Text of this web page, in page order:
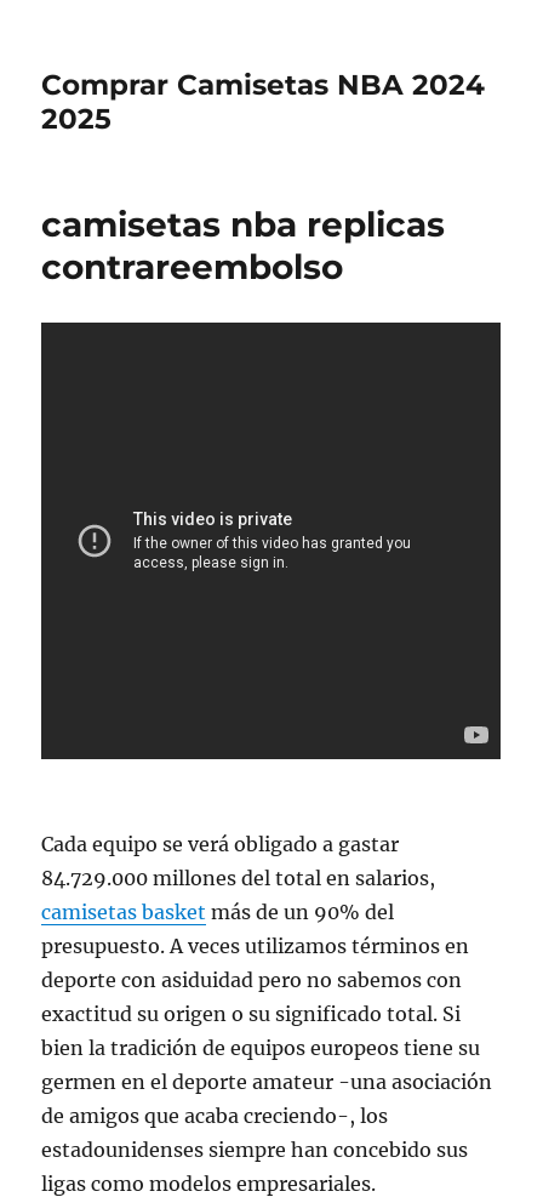
Comprar Camisetas NBA 2024
2025
camisetas nba replicas
contrareembolso
Cada equipo se verá obligado a gastar
84.729.000 millones del total en salarios,
camisetas basket más de un 90% del
presupuesto. A veces utilizamos términos en
deporte con asiduidad pero no sabemos con
exactitud su origen o su significado total. Si
bien la tradición de equipos europeos tiene su
germen en el deporte amateur -una asociación
de amigos que acaba creciendo-, los
estadounidenses siempre han concebido sus
ligas como modelos empresariales.